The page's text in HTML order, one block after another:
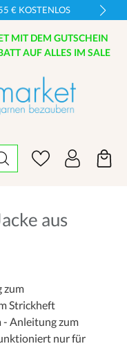
€ KOSTENLOS
MIT DEM GUTSCHEIN
AUF ALLES IM SALE
aus
zum
Strickheft
- Anleitung zum
nur für